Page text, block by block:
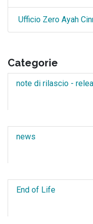
Ufficio Zero Ayah
Categorie
note di rilascio -
news
End of Life